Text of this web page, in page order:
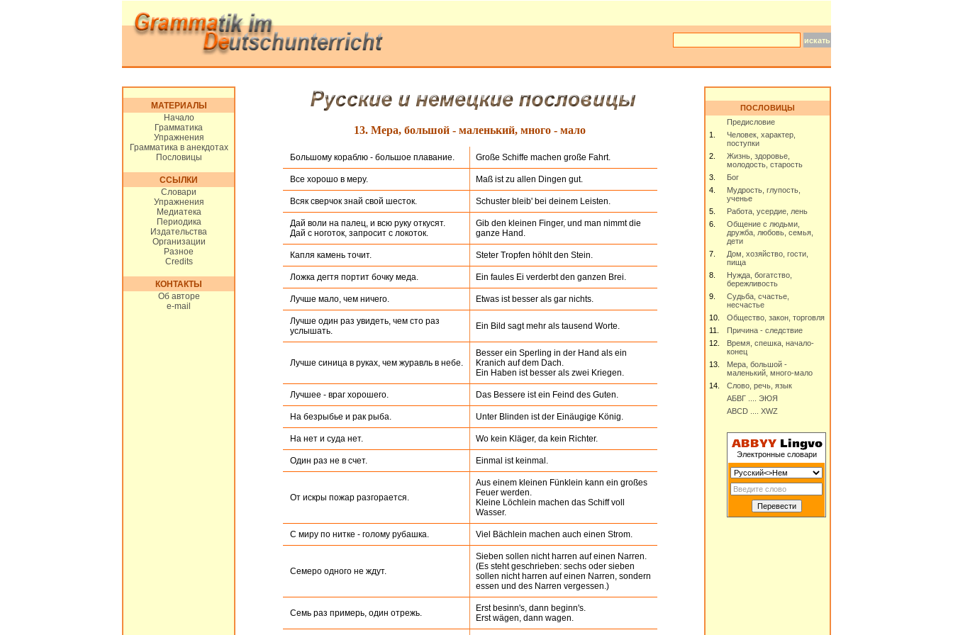
МАТЕРИАЛЫ
Начало
Грамматика
Упражнения
Грамматика в анекдотах
Пословицы
ССЫЛКИ
Словари
Упражнения
Медиатека
Периодика
Издательства
Организации
Разное
Credits
КОНТАКТЫ
Об авторе
e-mail
13. Мера, большой - маленький, много - мало
Большому кораблю - большое плавание. Große Schiffe machen große Fahrt.
Все хорошо в меру. Maß ist zu allen Dingen gut.
Всяк сверчок знай свой шесток. Schuster bleib' bei deinem Leisten.
Дай воли на палец, и всю руку откусят.
Дай с ноготок, запросит с локоток.
Gib den kleinen Finger, und man nimmt die
ganze Hand.
Капля камень точит. Steter Tropfen höhlt den Stein.
Ложка дегтя портит бочку меда. Ein faules Ei verderbt den ganzen Brei.
Лучше мало, чем ничего. Etwas ist besser als gar nichts.
Лучше один раз увидеть, чем сто раз
услышать.
Ein Bild sagt mehr als tausend Worte.
Лучше синица в руках, чем журавль в небе.
Besser ein Sperling in der Hand als ein
Kranich auf dem Dach.
Ein Haben ist besser als zwei Kriegen.
Лучшее - враг хорошего. Das Bessere ist ein Feind des Guten.
На безрыбье и рак рыба. Unter Blinden ist der Einäugige König.
На нет и суда нет. Wo kein Kläger, da kein Richter.
Один раз не в счет. Einmal ist keinmal.
От искры пожар разгорается.
Aus einem kleinen Fünklein kann ein großes
Feuer werden.
Kleine Löchlein machen das Schiff voll
Wasser.
С миру по нитке - голому рубашка. Viel Bächlein machen auch einen Strom.
Семеро одного не ждут.
Sieben sollen nicht harren auf einen Narren.
(Es steht geschrieben: sechs oder sieben
sollen nicht harren auf einen Narren, sondern
essen und des Narren vergessen.)
Семь раз примерь, один отрежь.
Erst besinn's, dann beginn's.
Erst wägen, dann wagen.
ПОСЛОВИЦЫ
Предисловие
1.
Человек, характер,
поступки
2.
Жизнь, здоровье,
молодость, старость
3.
Бог
4.
Мудрость, глупость,
ученье
5.
Работа, усердие, лень
6.
Общение с людьми,
дружба, любовь, семья,
дети
7.
Дом, хозяйство, гости,
пища
8.
Нужда, богатство,
бережливость
9.
Судьба, счастье,
несчастье
10.
Общество, закон, торговля
11.
Причина - следствие
12.
Время, спешка, начало-
конец
13.
Мера, большой -
маленький, много-мало
14.
Cлово, речь, язык
АБВГ .... ЭЮЯ
ABCD .... XWZ
Электронные словари